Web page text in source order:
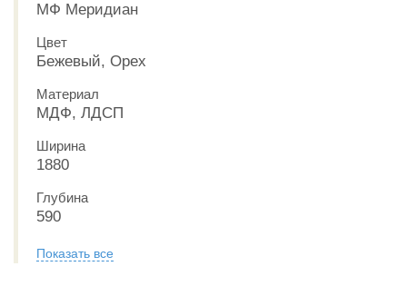
МФ Меридиан
Цвет
Бежевый, Орех
Материал
МДФ, ЛДСП
Ширина
1880
Глубина
590
Показать все